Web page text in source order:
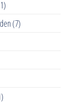
(7)